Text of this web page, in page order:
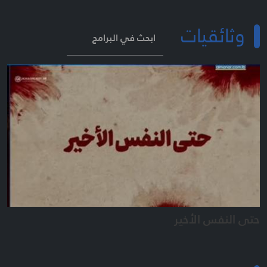
وثائقيات ابحث في البرامج
حتى النفس الأخير